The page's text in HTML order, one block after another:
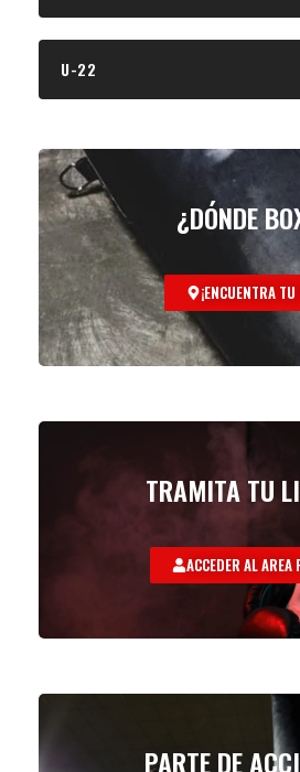
U-22
¿DÓNDE
¡ENCUENTRA
TRAMITA TU
ACCEDER AL
PARTE DE